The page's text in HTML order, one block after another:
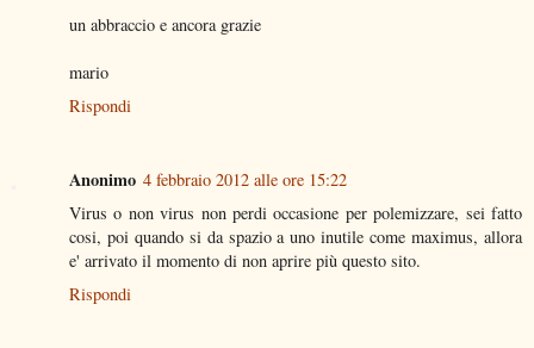
un abbraccio e ancora grazie
mario
Rispondi
Anonimo 4 febbraio 2012 alle ore 15:22
Virus o non virus non perdi occasione per polemizzare, sei fatto
cosi, poi quando si da spazio a uno inutile come maximus, allora
e' arrivato il momento di non aprire più questo sito.
Rispondi